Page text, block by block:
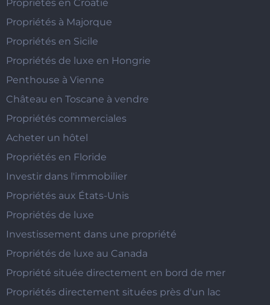
Propriétés en Croatie
Propriétés à Majorque
Propriétés en Sicile
Propriétés de luxe en Hongrie
Penthouse à Vienne
Château en Toscane à vendre
Propriétés commerciales
Acheter un hôtel
Propriétés en Floride
Investir dans l'immobilier
Propriétés aux États-Unis
Propriétés de luxe
Investissement dans une propriété
Propriétés de luxe au Canada
Propriété située directement en bord de mer
Propriétés directement situées près d'un lac